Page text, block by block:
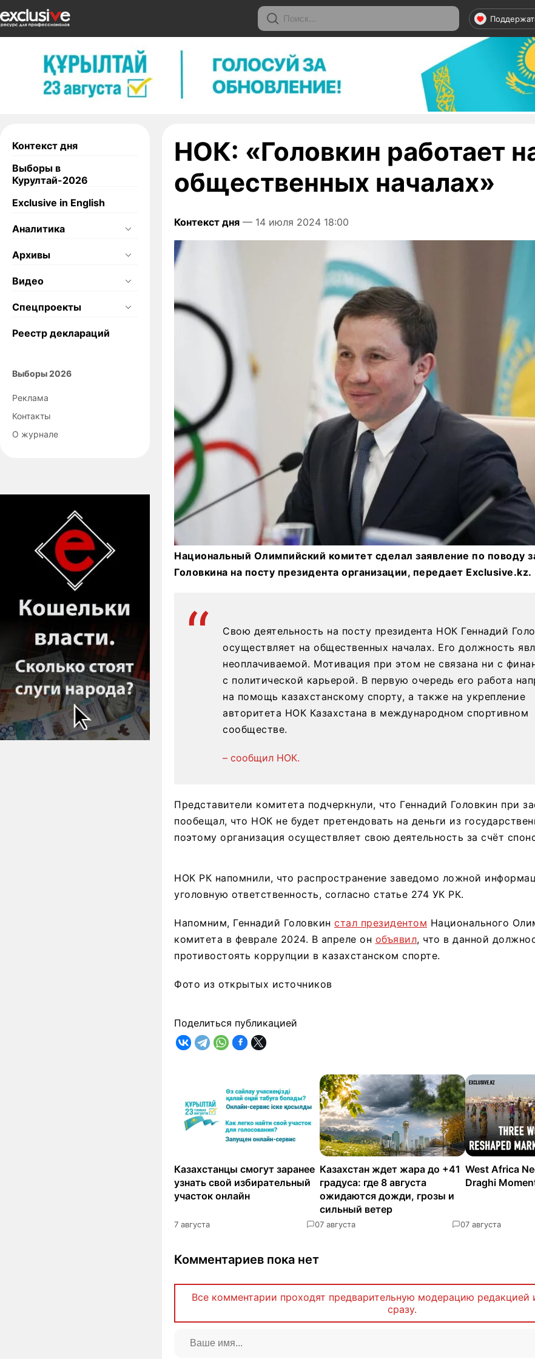
Контекст дня
Выборы в
Курултай-2026
Exclusive in English
Аналитика
Архивы
Видео
Спецпроекты
Реестр деклараций
Выборы 2026
Реклама
Контакты
О журнале
НОК: «Головкин работает
общественных началах»
Контекст дня — 14 июля 2024 18:00
Национальный Олимпийский комитет сделал заявление по поводу
Головкина на посту президента организации, передает Exclusive.kz.
Свою деятельность на посту президента НОК Геннадий
осуществляет на общественных началах. Его должность
неоплачиваемой. Мотивация при этом не связана ни с
с политической карьерой. В первую очередь его работа
на помощь казахстанскому спорту, а также на укрепление
авторитета НОК Казахстана в международном спортивном
сообществе.
– сообщил НОК.
Представители комитета подчеркнули, что Геннадий Головкин при
пообещал, что НОК не будет претендовать на деньги из
поэтому организация осуществляет свою деятельность за счёт
НОК РК напомнили, что распространение заведомо ложной
уголовную ответственность, согласно статье 274 УК РК.
Напомним, Геннадий Головкин стал президентом Национального
комитета в феврале 2024. В апреле он объявил, что в данной
противостоять коррупции в казахстанском спорте.
Фото из открытых источников
Поделиться публикацией
Казахстанцы смогут заранее
узнать свой избирательный
участок онлайн
7 августа 0
Казахстан ждет жара до +41
градуса: где 8 августа
ожидаются дожди, грозы и
сильный ветер
7 августа 0
West Africa
Draghi
7 августа
Комментариев пока нет
Все комментарии проходят предварительную модерацию редакцией
сразу.